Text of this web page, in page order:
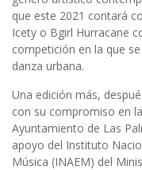
que este 2021 contará
Icety o Bgirl Hurracane
competición en la que
danza urbana.
Una edición más,
con su compromiso en
Ayuntamiento de Las
apoyo del Instituto
Música (INAEM) del